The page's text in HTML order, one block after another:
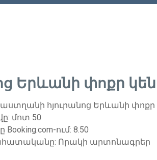
Երևանի փոքր
հյուրանոց Երևանի փոքր
մոտ 50
ում: 8.50
Որակի արտոնագրեր